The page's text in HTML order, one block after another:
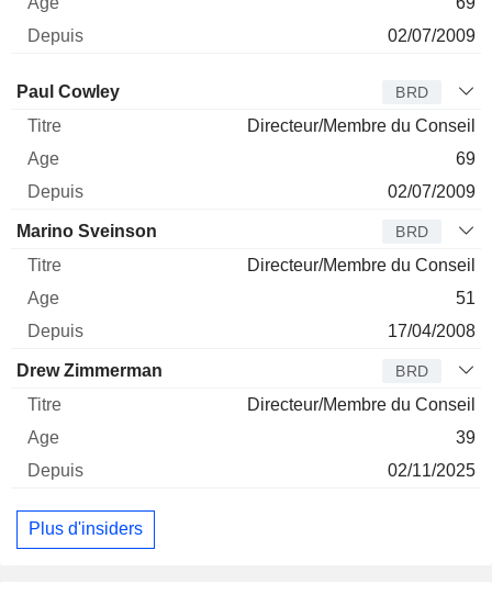
02/07/2009
Administrateur
Paul Cowley BRD
Directeur/Membre du Conseil
69
02/07/2009
Marino Sveinson BRD
Directeur/Membre du Conseil
51
17/04/2008
Drew Zimmerman BRD
Directeur/Membre du Conseil
39
02/11/2025
Plus d'insiders